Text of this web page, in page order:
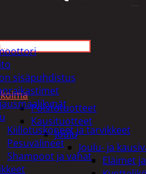
Poistotuotteet
Kausituotteet
Joulu
Joulu- ja
Eläimet
sisäpuhdistus
Kiillotuskoneet ja tarvikkeet
Pesuvälineet
Shampoot ja vahat